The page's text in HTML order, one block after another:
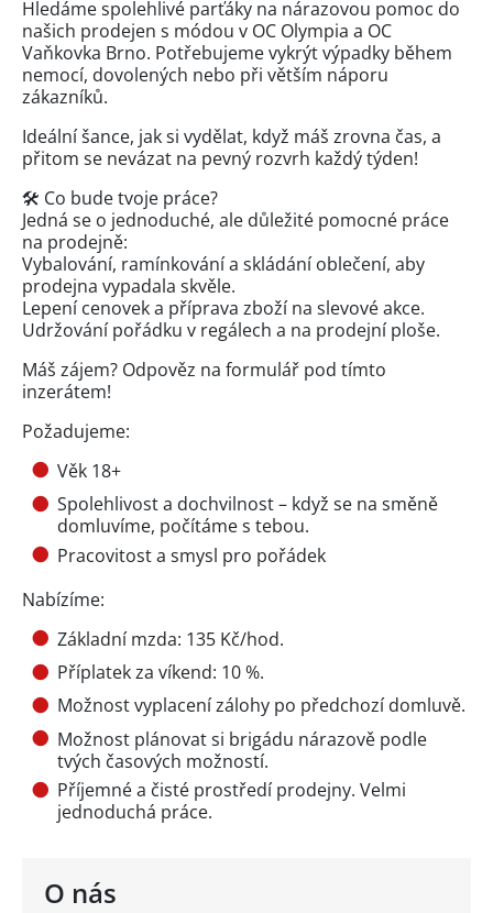
O nás
Hledáme spolehlivé parťáky na nárazovou pomoc do
našich prodejen s módou v OC Olympia a OC
Vaňkovka Brno. Potřebujeme vykrýt výpadky během
nemocí, dovolených nebo při větším náporu
zákazníků.
Ideální šance, jak si vydělat, když máš zrovna čas, a
přitom se nevázat na pevný rozvrh každý týden!
🛠️ Co bude tvoje práce?
Jedná se o jednoduché, ale důležité pomocné práce
na prodejně:
Vybalování, ramínkování a skládání oblečení, aby
prodejna vypadala skvěle.
Lepení cenovek a příprava zboží na slevové akce.
Udržování pořádku v regálech a na prodejní ploše.
Máš zájem? Odpověz na formulář pod tímto
inzerátem!
Požadujeme:
Věk 18+
Spolehlivost a dochvilnost – když se na směně
domluvíme, počítáme s tebou.
Pracovitost a smysl pro pořádek
Nabízíme:
Základní mzda: 135 Kč/hod.
Příplatek za víkend: 10 %.
Možnost vyplacení zálohy po předchozí domluvě.
Možnost plánovat si brigádu nárazově podle
tvých časových možností.
Příjemné a čisté prostředí prodejny. Velmi
jednoduchá práce.